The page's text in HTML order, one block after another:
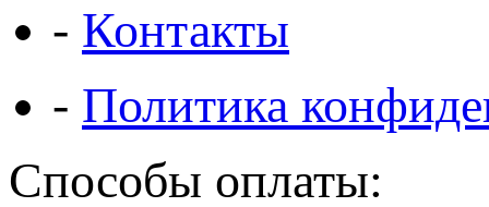
- Контакты
- Политика
Способы оплаты: